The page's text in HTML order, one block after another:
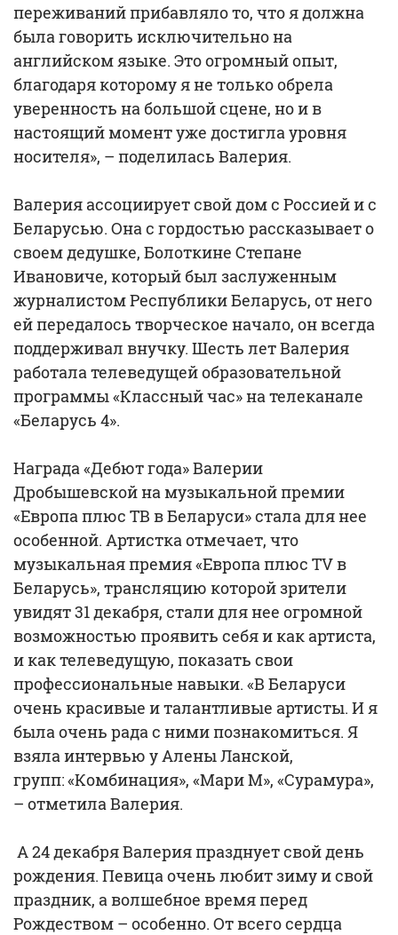
переживаний прибавляло то, что я должна
была говорить исключительно на
английском языке. Это огромный опыт,
благодаря которому я не только обрела
уверенность на большой сцене, но и в
настоящий момент уже достигла уровня
носителя», – поделилась Валерия.
Валерия ассоциирует свой дом с Россией и с
Беларусью. Она с гордостью рассказывает о
своем дедушке, Болоткине Степане
Ивановиче, который был заслуженным
журналистом Республики Беларусь, от него
ей передалось творческое начало, он всегда
поддерживал внучку. Шесть лет Валерия
работала телеведущей образовательной
программы «Классный час» на телеканале
«Беларусь 4».
Награда «Дебют года» Валерии
Дробышевской на музыкальной премии
«Европа плюс ТВ в Беларуси» стала для нее
особенной. Артистка отмечает, что
музыкальная премия «Европа плюс ТV в
Беларусь», трансляцию которой зрители
увидят 31 декабря, стали для нее огромной
возможностью проявить себя и как артиста,
и как телеведущую, показать свои
профессиональные навыки. «В Беларуси
очень красивые и талантливые артисты. И я
была очень рада с ними познакомиться. Я
взяла интервью у Алены Ланской,
групп: «Комбинация», «Мари М», «Сурамура»,
– отметила Валерия.
А 24 декабря Валерия празднует свой день
рождения. Певица очень любит зиму и свой
праздник, а волшебное время перед
Рождеством – особенно. От всего сердца